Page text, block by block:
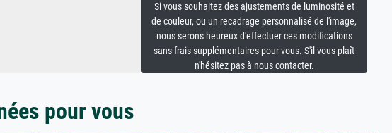
Si vous souhaitez des ajustements de luminosité et
de couleur, ou un recadrage personnalisé de l'image,
nous serons heureux d'effectuer ces modifications
sans frais supplémentaires pour vous. S'il vous plaît
n'hésitez pas à nous contacter.
pour vous